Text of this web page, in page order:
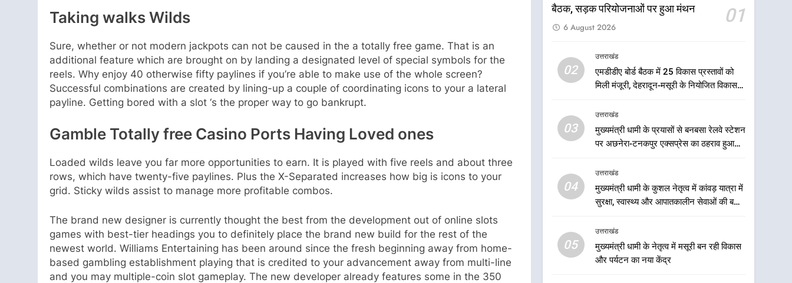
Taking walks Wilds
Sure, whether or not modern jackpots can not be caused in the a totally free game. That is an
additional feature which are brought on by landing a designated level of special symbols for the
reels. Why enjoy 40 otherwise fifty paylines if you’re able to make use of the whole screen?
Successful combinations are created by lining-up a couple of coordinating icons to your a lateral
payline. Getting bored with a slot ‘s the proper way to go bankrupt.
Gamble Totally free Casino Ports Having Loved ones
Loaded wilds leave you far more opportunities to earn. It is played with five reels and about three
rows, which have twenty-five paylines. Plus the X-Separated increases how big is icons to your
grid. Sticky wilds assist to manage more profitable combos.
The brand new designer is currently thought the best from the development out of online slots
games with best-tier headings you to definitely place the brand new build for the rest of the
newest world. Williams Entertaining has been around since the fresh beginning away from home-
based gambling establishment playing that is credited to your advancement away from multi-line
and you may multiple-coin slot gameplay. The new developer already features some in the 350
बैठक, सड़क परियोजनाओं पर हुआ मंथन
01
6 August 2026
02
उत्तराखंड
एमडीडीए बोर्ड बैठक में 25 विकास प्रस्तावों को
मिली मंजूरी, देहरादून-मसूरी के नियोजित विकास
03
उत्तराखंड
मुख्यमंत्री धामी के प्रयासों से बनबसा रेलवे स्टेशन
पर अछनेरा-टनकपुर एक्सप्रेस का ठहराव हुआ
04
उत्तराखंड
मुख्यमंत्री धामी के कुशल नेतृत्व में कांवड़ यात्रा में
सुरक्षा, स्वास्थ्य और आपातकालीन सेवाओं की बनी
05
उत्तराखंड
मुख्यमंत्री धामी के नेतृत्व में मसूरी बन रही विकास
और पर्यटन का नया केंद्र
5
मुख्यमंत्री धामी के नेतृत्व में मसूरी
बन रही विकास और पर्यटन का नया
6
आपदा के मलबे से उम्मीद की नई
से धराली को फिर खड़ा कर बनाया
भरोसे का प्रतीक
7
अधिक से अधिक लाभ उठाने का
आह्वान किया
उत्तराखंड